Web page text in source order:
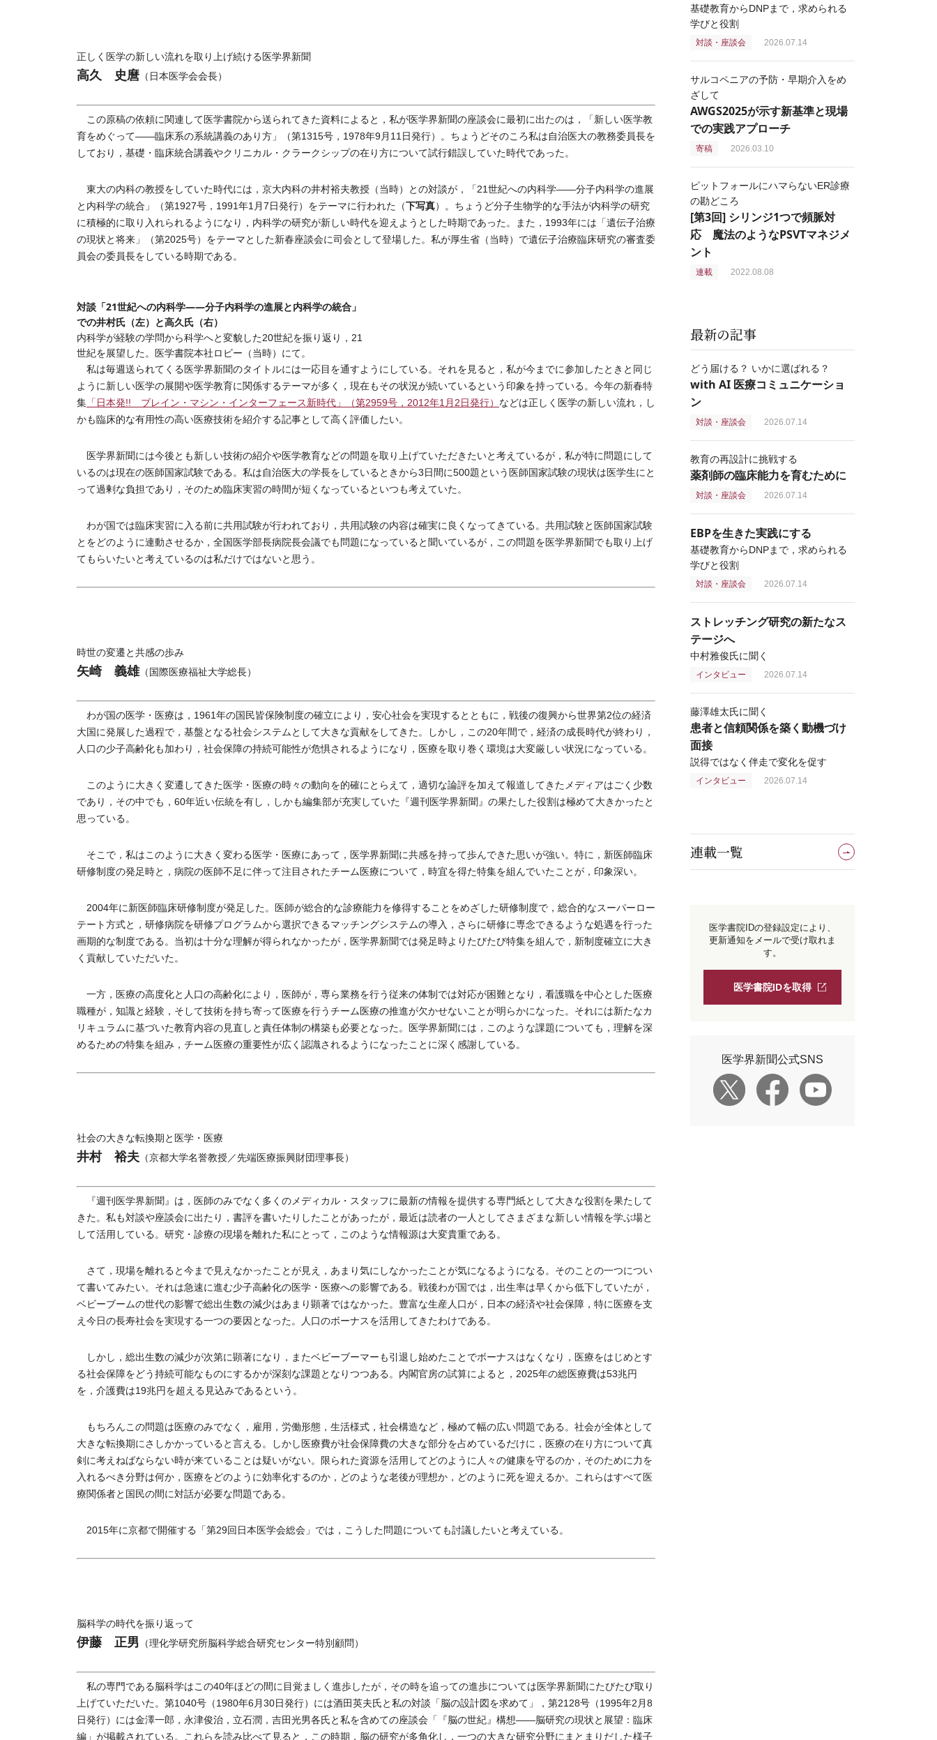
正しく医学の新しい流れを取り上げ続ける医学界新聞
高久 史麿（日本医学会会長）
この原稿の依頼に関連して医学書院から送られてきた資料によると，私が医学界新聞の座談会に最初に出たのは，「新しい医学教
育をめぐって――臨床系の系統講義のあり方」（第1315号，1978年9月11日発行）。ちょうどそのころ私は自治医大の教務委員長を
しており，基礎・臨床統合講義やクリニカル・クラークシップの在り方について試行錯誤していた時代であった。
東大の内科の教授をしていた時代には，京大内科の井村裕夫教授（当時）との対談が，「21世紀への内科学――分子内科学の進展
と内科学の統合」（第1927号，1991年1月7日発行）をテーマに行われた（下写真）。ちょうど分子生物学的な手法が内科学の研究
に積極的に取り入れられるようになり，内科学の研究が新しい時代を迎えようとした時期であった。また，1993年には「遺伝子治療
の現状と将来」（第2025号）をテーマとした新春座談会に司会として登場した。私が厚生省（当時）で遺伝子治療臨床研究の審査委
員会の委員長をしている時期である。
対談「21世紀への内科学――分子内科学の進展と内科学の統合」
での井村氏（左）と高久氏（右）
内科学が経験の学問から科学へと変貌した20世紀を振り返り，21
世紀を展望した。医学書院本社ロビー（当時）にて。
私は毎週送られてくる医学界新聞のタイトルには一応目を通すようにしている。それを見ると，私が今までに参加したときと同じ
ように新しい医学の展開や医学教育に関係するテーマが多く，現在もその状況が続いているという印象を持っている。今年の新春特
集 「日本発!! ブレイン・マシン・インターフェース新時代」（第2959号，2012年1月2日発行） などは正しく医学の新しい流れ，し
かも臨床的な有用性の高い医療技術を紹介する記事として高く評価したい。
医学界新聞には今後とも新しい技術の紹介や医学教育などの問題を取り上げていただきたいと考えているが，私が特に問題にして
いるのは現在の医師国家試験である。私は自治医大の学長をしているときから3日間に500題という医師国家試験の現状は医学生にと
って過剰な負担であり，そのため臨床実習の時間が短くなっているといつも考えていた。
わが国では臨床実習に入る前に共用試験が行われており，共用試験の内容は確実に良くなってきている。共用試験と医師国家試験
とをどのように連動させるか，全国医学部長病院長会議でも問題になっていると聞いているが，この問題を医学界新聞でも取り上げ
てもらいたいと考えているのは私だけではないと思う。
時世の変遷と共感の歩み
矢崎 義雄（国際医療福祉大学総長）
わが国の医学・医療は，1961年の国民皆保険制度の確立により，安心社会を実現するとともに，戦後の復興から世界第2位の経済
大国に発展した過程で，基盤となる社会システムとして大きな貢献をしてきた。しかし，この20年間で，経済の成長時代が終わり，
人口の少子高齢化も加わり，社会保障の持続可能性が危惧されるようになり，医療を取り巻く環境は大変厳しい状況になっている。
このように大きく変遷してきた医学・医療の時々の動向を的確にとらえて，適切な論評を加えて報道してきたメディアはごく少数
であり，その中でも，60年近い伝統を有し，しかも編集部が充実していた『週刊医学界新聞』の果たした役割は極めて大きかったと
思っている。
そこで，私はこのように大きく変わる医学・医療にあって，医学界新聞に共感を持って歩んできた思いが強い。特に，新医師臨床
研修制度の発足時と，病院の医師不足に伴って注目されたチーム医療について，時宜を得た特集を組んでいたことが，印象深い。
2004年に新医師臨床研修制度が発足した。医師が総合的な診療能力を修得することをめざした研修制度で，総合的なスーパーロー
テート方式と，研修病院を研修プログラムから選択できるマッチングシステムの導入，さらに研修に専念できるような処遇を行った
画期的な制度である。当初は十分な理解が得られなかったが，医学界新聞では発足時よりたびたび特集を組んで，新制度確立に大き
く貢献していただいた。
一方，医療の高度化と人口の高齢化により，医師が，専ら業務を行う従来の体制では対応が困難となり，看護職を中心とした医療
職種が，知識と経験，そして技術を持ち寄って医療を行うチーム医療の推進が欠かせないことが明らかになった。それには新たなカ
リキュラムに基づいた教育内容の見直しと責任体制の構築も必要となった。医学界新聞には，このような課題についても，理解を深
めるための特集を組み，チーム医療の重要性が広く認識されるようになったことに深く感謝している。
社会の大きな転換期と医学・医療
井村 裕夫 （京都大学名誉教授／先端医療振興財団理事長）
『週刊医学界新聞』は，医師のみでなく多くのメディカル・スタッフに最新の情報を提供する専門紙として大きな役割を果たして
きた。私も対談や座談会に出たり，書評を書いたりしたことがあったが，最近は読者の一人としてさまざまな新しい情報を学ぶ場と
して活用している。研究・診療の現場を離れた私にとって，このような情報源は大変貴重である。
さて，現場を離れると今まで見えなかったことが見え，あまり気にしなかったことが気になるようになる。そのことの一つについ
て書いてみたい。それは急速に進む少子高齢化の医学・医療への影響である。戦後わが国では，出生率は早くから低下していたが，
ベビーブームの世代の影響で総出生数の減少はあまり顕著ではなかった。豊富な生産人口が，日本の経済や社会保障，特に医療を支
え今日の長寿社会を実現する一つの要因となった。人口のボーナスを活用してきたわけである。
しかし，総出生数の減少が次第に顕著になり，またベビーブーマーも引退し始めたことでボーナスはなくなり，医療をはじめとす
る社会保障をどう持続可能なものにするかが深刻な課題となりつつある。内閣官房の試算によると，2025年の総医療費は53兆円
を，介護費は19兆円を超える見込みであるという。
もちろんこの問題は医療のみでなく，雇用，労働形態，生活様式，社会構造など，極めて幅の広い問題である。社会が全体として
大きな転換期にさしかかっていると言える。しかし医療費が社会保障費の大きな部分を占めているだけに，医療の在り方について真
剣に考えねばならない時が来ていることは疑いがない。限られた資源を活用してどのように人々の健康を守るのか，そのために力を
入れるべき分野は何か，医療をどのように効率化するのか，どのような老後が理想か，どのように死を迎えるか。これらはすべて医
療関係者と国民の間に対話が必要な問題である。
2015年に京都で開催する「第29回日本医学会総会」では，こうした問題についても討議したいと考えている。
脳科学の時代を振り返って
伊藤 正男 （理化学研究所脳科学総合研究センター特別顧問）
私の専門である脳科学はこの40年ほどの間に目覚ましく進歩したが，その時を追っての進歩については医学界新聞にたびたび取り
上げていただいた。第1040号（1980年6月30日発行）には酒田英夫氏と私の対談「脳の設計図を求めて」，第2128号（1995年2月8
日発行）には金澤一郎，永津俊治，立石潤，吉田光男各氏と私を含めての座談会「『脳の世紀』構想――脳研究の現状と展望：臨床
編」が掲載されている。これらを読み比べて見ると，この時期，脳の研究が多角化し，一つの大きな研究分野にまとまりだした様子
基礎教育からDNPまで，求められる
学びと役割
対談・座談会 2026.07.14
サルコペニアの予防・早期介入をめ
ざして
AWGS2025が示す新基準と現場
での実践アプローチ
寄稿 2026.03.10
ピットフォールにハマらないER診療
の勘どころ
[第3回] シリンジ1つで頻脈対
応 魔法のようなPSVTマネジメ
ント
連載 2022.08.08
最新の記事
どう届ける？ いかに選ばれる？
with AI 医療コミュニケーショ
ン
対談・座談会 2026.07.14
教育の再設計に挑戦する
薬剤師の臨床能力を育むために
対談・座談会 2026.07.14
EBPを生きた実践にする
基礎教育からDNPまで，求められる
学びと役割
対談・座談会 2026.07.14
ストレッチング研究の新たなス
テージへ
中村雅俊氏に聞く
インタビュー 2026.07.14
藤澤雄太氏に聞く
患者と信頼関係を築く動機づけ
面接
説得ではなく伴走で変化を促す
インタビュー 2026.07.14
連載一覧
医学書院IDの登録設定により、
更新通知をメールで受け取れま
す。
医学書院IDを取得
医学界新聞公式SNS